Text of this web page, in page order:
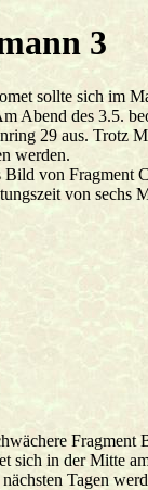
3
sollte sich im
Abend des 3.5.
29 aus. Trotz
werden.
Bild von Fragment
von sechs
sich in der Mitte
Tagen